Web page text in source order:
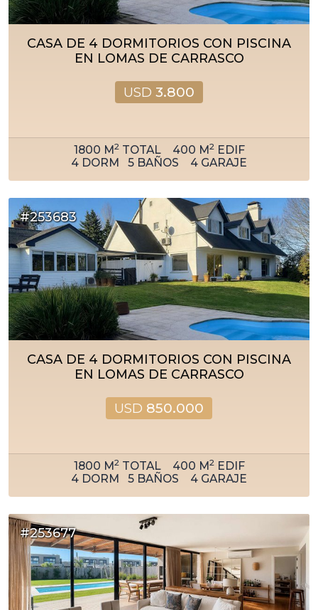
CASA DE 4 DORMITORIOS CON PISCINA
EN LOMAS DE CARRASCO
USD 3.800
1800 M2TOTAL 400 M2EDIF
4 DORM 5 BAÑOS 4 GARAJE
#253683
CASA DE 4 DORMITORIOS CON PISCINA
EN LOMAS DE CARRASCO
USD 850.000
1800 M2TOTAL 400 M2EDIF
4 DORM 5 BAÑOS 4 GARAJE
#253677